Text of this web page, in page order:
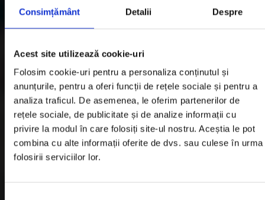
Consimțământ Detalii Despre
Acest site utilizează cookie-uri
Folosim cookie-uri pentru a personaliza conținutul și
anunțurile, pentru a oferi funcții de rețele sociale și pentru a
analiza traficul. De asemenea, le oferim partenerilor de
rețele sociale, de publicitate și de analize informații cu
privire la modul în care folosiți site-ul nostru. Aceștia le pot
combina cu alte informații oferite de dvs. sau culese în urma
folosirii serviciilor lor.
DIFERENȚIALE BLOCABILE
DISTANTIERE
Jante Oțel
Informatii utile
Informatii Livrare
Garantie si Retur